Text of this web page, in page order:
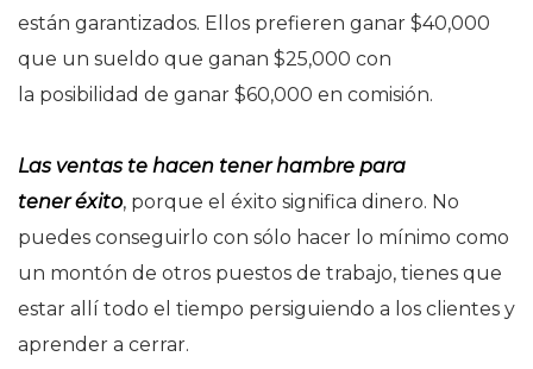
están garantizados. Ellos prefieren ganar $40,000
que un sueldo que ganan $25,000 con
la posibilidad de ganar $60,000 en comisión.
Las ventas te hacen tener hambre para
tener éxito, porque el éxito significa dinero. No
puedes conseguirlo con sólo hacer lo mínimo como
un montón de otros puestos de trabajo, tienes que
estar allí todo el tiempo persiguiendo a los clientes y
aprender a cerrar.